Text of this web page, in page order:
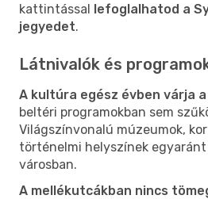
kattintással lefoglalhatod a
jegyedet.
Látnivalók és
A kultúra egész évben várja
beltéri programokban sem
Világszínvonalú múzeumok,
történelmi helyszínek
városban.
A mellékutcákban nincs